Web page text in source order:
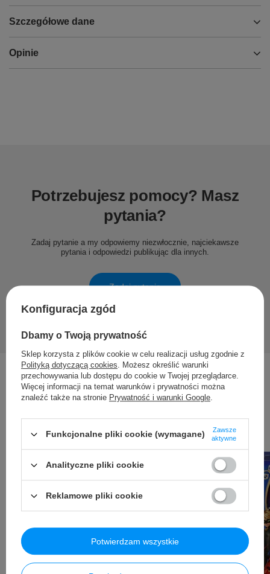
Szczegółowe dane
Opinie
Potrzebujesz pomocy? Masz
pytania?
Zadaj pytanie a my odpowiemy niezwłocznie, najciekawsze
pytania i odpowiedzi publikując dla innych.
Zadaj pytanie
Inni kupili także ...
Konfiguracja zgód
Dbamy o Twoją prywatność
Sklep korzysta z plików cookie w celu realizacji usług zgodnie z
Polityką dotyczącą cookies. Możesz określić warunki
przechowywania lub dostępu do cookie w Twojej przeglądarce.
Więcej informacji na temat warunków i prywatności można
znaleźć także na stronie Prywatność i warunki Google.
Funkcjonalne pliki cookie (wymagane)
Zawsze
aktywne
Analityczne pliki cookie
Reklamowe pliki cookie
Potwierdzam wszystkie